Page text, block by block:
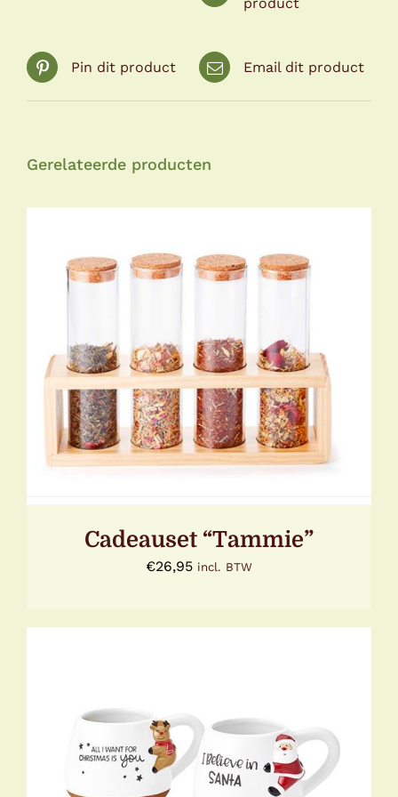
Pin dit product Email dit product
Gerelateerde producten
TOEVOEGEN AAN WINKELWAGEN
DETAILS
Cadeauset “Tammie”
€26,95 incl. BTW
OPTIES SELECTEREN DIT
PRODUCT
HEEFT
/ DETAILS